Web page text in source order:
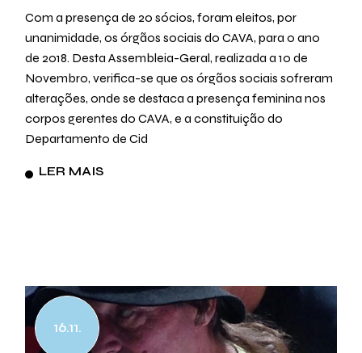
Com a presença de 20 sócios, foram eleitos, por
unanimidade, os órgãos sociais do CAVA, para o ano
de 2018. Desta Assembleia-Geral, realizada a 10 de
Novembro, verifica-se que os órgãos sociais sofreram
alterações, onde se destaca a presença feminina nos
corpos gerentes do CAVA, e a constituição do
Departamento de Cid
LER MAIS
16.11.